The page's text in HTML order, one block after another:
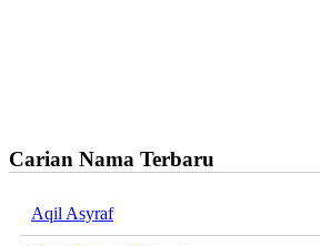
Carian Nama Terbaru
Aqil Asyraf